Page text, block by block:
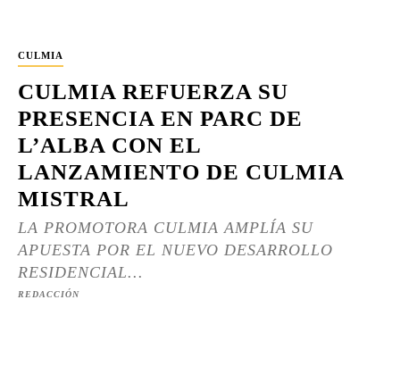
CULMIA
CULMIA REFUERZA SU
PRESENCIA EN PARC DE
L’ALBA CON EL
LANZAMIENTO DE CULMIA
MISTRAL
LA PROMOTORA CULMIA AMPLÍA SU
APUESTA POR EL NUEVO DESARROLLO
RESIDENCIAL...
REDACCIÓN